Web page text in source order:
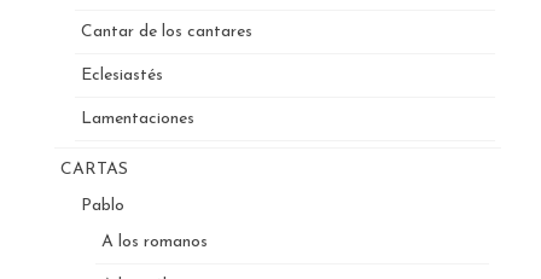
Cantar de los cantares
Eclesiastés
Lamentaciones
CARTAS
Pablo
A los romanos